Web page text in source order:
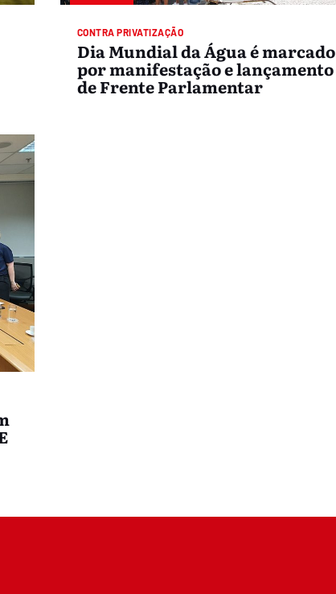
CONTRA PRIVATIZAÇÃO
Dia Mundial da Água é marcado
por manifestação e lançamento
de Frente Parlamentar